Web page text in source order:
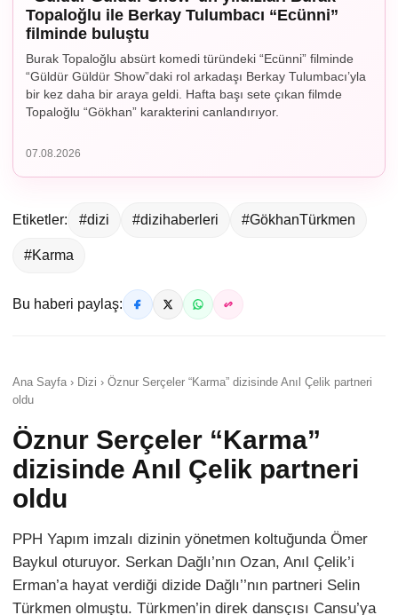
Topaloğlu ile Berkay Tulumbacı “Ecünni”
filminde buluştu
Burak Topaloğlu absürt komedi türündeki “Ecünni” filminde
“Güldür Güldür Show”daki rol arkadaşı Berkay Tulumbacı’yla
bir kez daha bir araya geldi. Hafta başı sete çıkan filmde
Topaloğlu “Gökhan” karakterini canlandırıyor.
07.08.2026
Etiketler: #dizi #dizihaberleri #GökhanTürkmen
#Karma
Bu haberi paylaş:
Ana Sayfa › Dizi › Öznur Serçeler “Karma” dizisinde Anıl Çelik partneri
oldu
Öznur Serçeler “Karma”
dizisinde Anıl Çelik partneri
oldu
PPH Yapım imzalı dizinin yönetmen koltuğunda Ömer
Baykul oturuyor. Serkan Dağlı’nın Ozan, Anıl Çelik’i
Erman’a hayat verdiği dizide Dağlı’’nın partneri Selin
Türkmen olmuştu. Türkmen’in direk dansçısı Cansu’ya